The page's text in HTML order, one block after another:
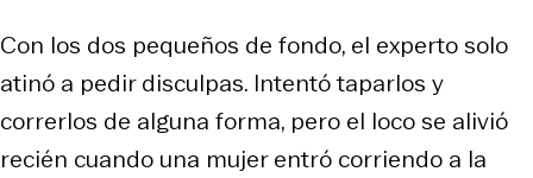
Con los dos pequeños de fondo, el experto solo
atinó a pedir disculpas. Intentó taparlos y
correrlos de alguna forma, pero el loco se alivió
recién cuando una mujer entró corriendo a la